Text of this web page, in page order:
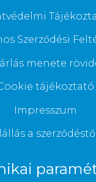
Szerződési
menete
tájékoztató
Impresszum
a szerződéstől